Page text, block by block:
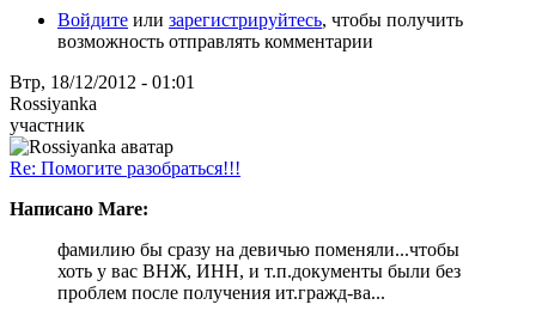
Войдите или зарегистрируйтесь, чтобы получить
возможность отправлять комментарии
Втр, 18/12/2012 - 01:01
Rossiyanka
участник
Re: Помогите разобраться!!!
Написано Mare:
фамилию бы сразу на девичью поменяли...чтобы
хоть у вас ВНЖ, ИНН, и т.п.документы были без
проблем после получения ит.гражд-ва...